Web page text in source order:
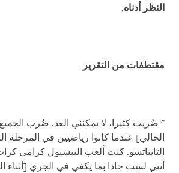
النظر أدناه.
مقتطفات من التقرير
" ضُربت كثيرا، لا يمكنني العد. ضُرب
الحالي] عندما كانوا رياضيين في المرحلة
التايباتسو. كنت ألعب البيسبول كرامي
أنني لست جادا بما يكفي في الجري [أثناء